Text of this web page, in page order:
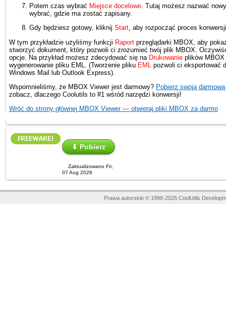
Potem czas wybrać Miejsce docelowe . Tutaj możesz nazwać
wybrać, gdzie ma zostać zapisany.
Gdy będziesz gotowy, kliknij Start, aby rozpocząć proces
W tym przykładzie użyliśmy funkcji Raport przeglądarki MBOX, aby
stworzyć dokument, który pozwoli ci zrozumieć twój plik MBOX.
opcje. Na przykład możesz zdecydować się na Drukowanie plików MBOX
wygenerowanie pliku EML. (Tworzenie pliku EML pozwoli ci eksportować
Windows Mail lub Outlook Express).
Wspomnieliśmy, że MBOX Viewer jest darmowy? Pobierz swoją
zobacz, dlaczego Coolutils to #1 wśród narzędzi konwersji!
Wróć do strony głównej MBOX Viewer — otwieraj pliki MBOX za darmo
⬇ Pobierz
Zaktualizowano Fri,
07 Aug 2026
Prawa autorskie © 1998-2026 CoolUtils